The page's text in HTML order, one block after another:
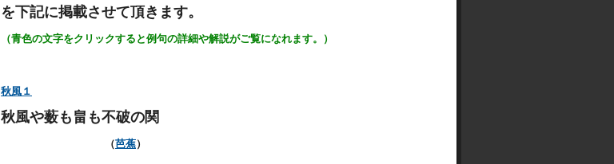
を下記に掲載させて頂きます。
（青色の文字をクリックすると例句の詳細や解説がご覧になれます。）
秋風１
秋風や薮も畠も不破の関
（芭蕉）